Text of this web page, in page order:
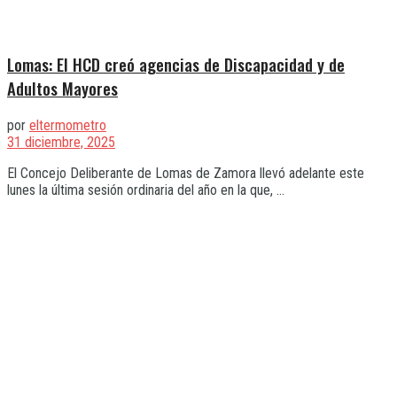
Lomas: El HCD creó agencias de Discapacidad y de
Adultos Mayores
por eltermometro
31 diciembre, 2025
El Concejo Deliberante de Lomas de Zamora llevó adelante este
lunes la última sesión ordinaria del año en la que, ...